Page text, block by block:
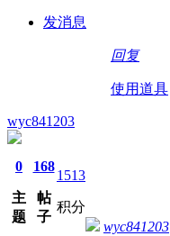
发消息
回复
使用道具
wyc841203
0
主
题
168
帖
子
1513
积分
wyc841203